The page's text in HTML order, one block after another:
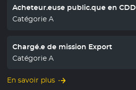
Acheteur.euse public.que en CDD
Catégorie A
Chargé.e de mission Export
Catégorie A
En savoir plus